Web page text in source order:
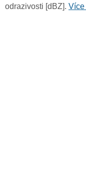
odrazivosti [dBZ]. Více